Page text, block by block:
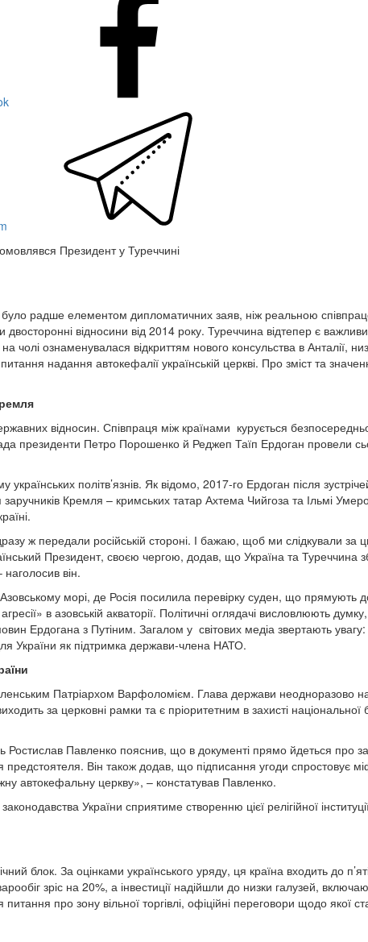
Президент у Туреччині
було радше елементом дипломатичних заяв, ніж реальною
двосторонні відносини від 2014 року. Туреччина відтепер є
чолі ознаменувалася відкриттям нового консульства в Анталії,
надання автокефалії українській церкві. Про зміст та
відносин. Співпраця між країнами курується
президенти Петро Порошенко й Реджеп Таїп Ердоган провели
політв’язнів. Як відомо, 2017-го Ердоган після
Кремля – кримських татар Ахтема Чийгоза та Ільмі
ж передали російській стороні. І бажаю, щоб ми слідкували за
Президент, своєю чергою, додав, що Україна та Туреччина
він.
морі, де Росія посилила перевірку суден, що прямують
в азовській акваторії. Політичні оглядачі висловлюють
Ердогана з Путіним. Загалом у світових медіа звертають
України як підтримка держави-члена НАТО.
Патріархом Варфоломієм. Глава держави неодноразово
за церковні рамки та є пріоритетним в захисті
Ростислав Павленко пояснив, що в документі прямо йдеться про
Він також додав, що підписання угоди спростовує
автокефальну церкву», – констатував Павленко.
України сприятиме створенню цієї релігійної
блок. За оцінками українського уряду, ця країна входить до
зріс на 20%, а інвестиції надійшли до низки галузей,
про зону вільної торгівлі, офіційні переговори щодо якої